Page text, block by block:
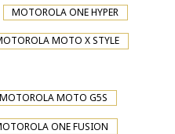
MOTOROLA ONE HYPER
MOTO X STYLE
MOTOROLA MOTO G5S
ONE FUSION